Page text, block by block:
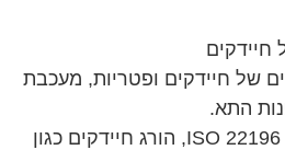
חיידקים
של חיידקים ופטריות, מעכבת
התא.
מוסמך על ידי מכון פיקוח עצמאי על פי תקן ISO 22196, הורג חיידקים כגון